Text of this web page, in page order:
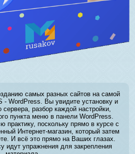
самых разных сайтов на самой
- WordPress. Вы увидите установку и
сервера, разбор каждой настройки,
пункта меню в панели WordPress.
практику, поскольку прямо в курсе с
Интернет-магазин, который затем
И всё это прямо на Ваших глазах.
идут упражнения для закрепления